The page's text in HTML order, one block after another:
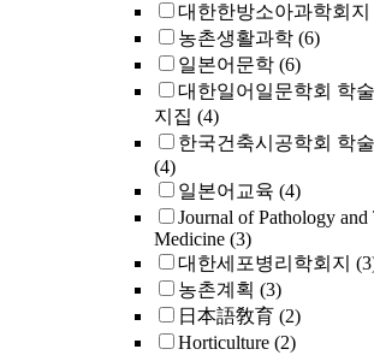
대한한방소아과학회지
농촌생활과학 (6)
일본어문학 (6)
대한일어일문학회 학
지집 (4)
한국건축시공학회 학
(4)
일본어교육 (4)
Journal of Pathology and
Medicine (3)
대한세포병리학회지
농촌계획 (3)
日本語敎育 (2)
Horticulture (2)